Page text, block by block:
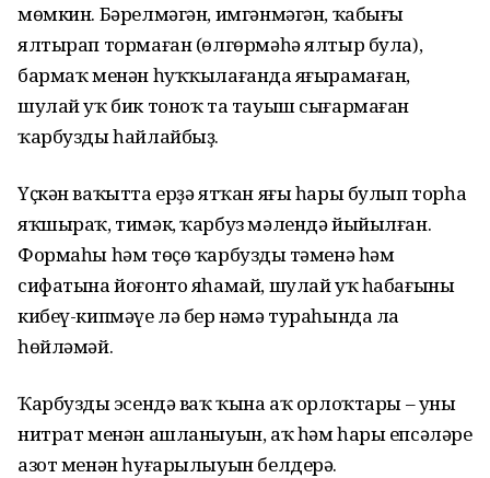
мөмкин. Бәрелмәгән, имгәнмәгән, ҡабығы
ялтырап тормаған (өлгөрмәһә ялтыр була),
бармаҡ менән һуҡҡылағанда яңғырамаған,
шулай уҡ бик тоноҡ та тауыш сығармаған
ҡарбузды һайлайбыҙ.
Үҫкән ваҡытта ерҙә ятҡан яғы һары булып торһа
яҡшыраҡ, тимәк, ҡарбуз мәлендә йыйылған.
Формаһы һәм төҫө ҡарбуздың тәменә һәм
сифатына йоғонто яһамай, шулай уҡ һабағының
кибеү-кипмәүе лә бер нәмә тураһында ла
һөйләмәй.
Ҡарбуздың эсендә ваҡ ҡына аҡ орлоҡтары – уның
нитрат менән ашланыуын, аҡ һәм һары епсәләре
азот менән һуғарылыуын белдерә.